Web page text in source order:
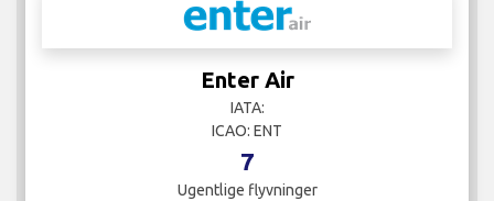
Enter Air
IATA:
ICAO: ENT
7
Ugentlige flyvninger